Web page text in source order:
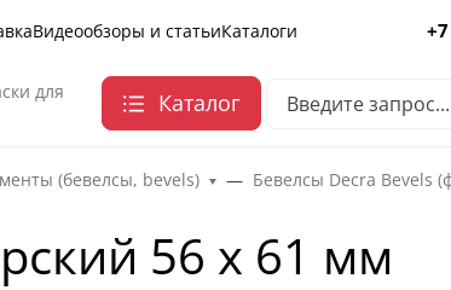
Видеообзоры и статьиКаталоги
для
Каталог
(бевелсы, bevels)
Бевелсы Decra Bevels
56 х 61 мм